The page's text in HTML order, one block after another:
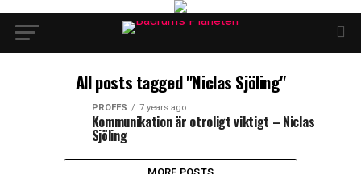
All posts tagged "Niclas Sjöling"
PROFFS 7 years ago
Kommunikation är otroligt viktigt – Niclas
Sjöling